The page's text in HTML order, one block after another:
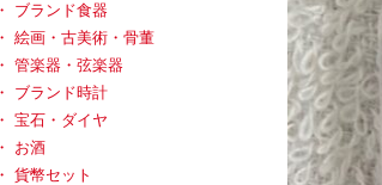
ブランド食器
絵画・古美術・骨董
管楽器・弦楽器
ブランド時計
宝石・ダイヤ
お酒
貨幣セット